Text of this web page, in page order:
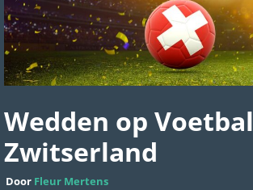
Wedden op Voetbal
Zwitserland
Door Fleur Mertens